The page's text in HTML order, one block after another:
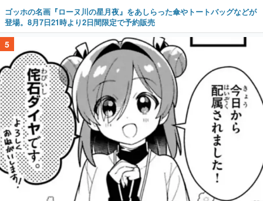
ゴッホの名画『ローヌ川の星月夜』をあしらった傘やトートバッグなどが
登場。8月7日21時より2日間限定で予約販売
5